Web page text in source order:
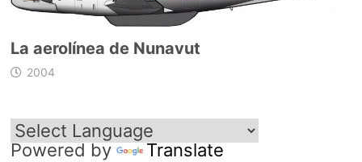
La aerolínea de Nunavut
2004
Powered by Translate